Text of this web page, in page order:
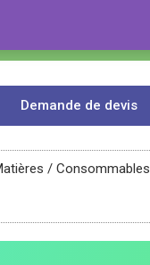
04 07 52
Demande de devis
/ Consommables